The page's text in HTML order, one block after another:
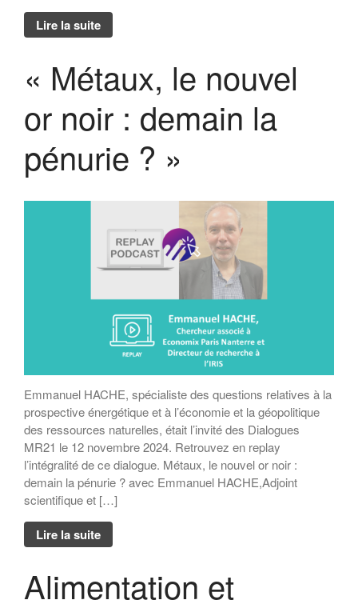
Lire la suite
« Métaux, le nouvel
or noir : demain la
pénurie ? »
Emmanuel HACHE, spécialiste des questions relatives à la
prospective énergétique et à l’économie et la géopolitique
des ressources naturelles, était l’invité des Dialogues
MR21 le 12 novembre 2024. Retrouvez en replay
l’intégralité de ce dialogue. Métaux, le nouvel or noir :
demain la pénurie ? avec Emmanuel HACHE,Adjoint
scientifique et […]
Lire la suite
Alimentation et